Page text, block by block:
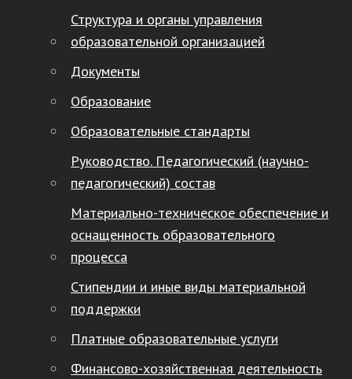
Структура и органы управления
образовательной организацией
Документы
Образование
Образовательные стандарты
Руководство. Педагогический (научно-
педагогический) состав
Материально-техническое обеспечение и
оснащенность образовательного
процесса
Стипендии и иные виды материальной
поддержки
Платные образовательные услуги
Финансово-хозяйственная деятельность